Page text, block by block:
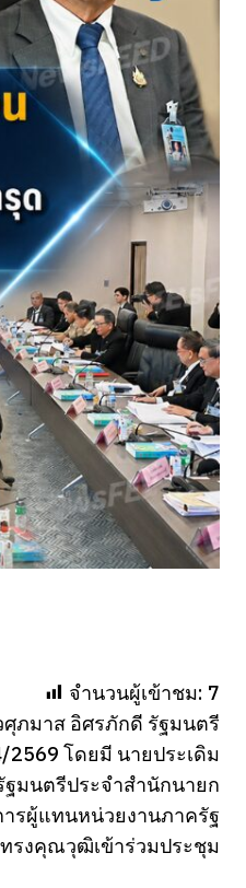
จำนวนผู้เข้าชม: 7
ภมาส อิศรภักดี รัฐมนตรี
โดยมี นายประเดิม
มนตรีประจำสำนักนายก
รผู้แทนหน่วยงานภาครัฐ
รงคุณวุฒิเข้าร่วมประชุม